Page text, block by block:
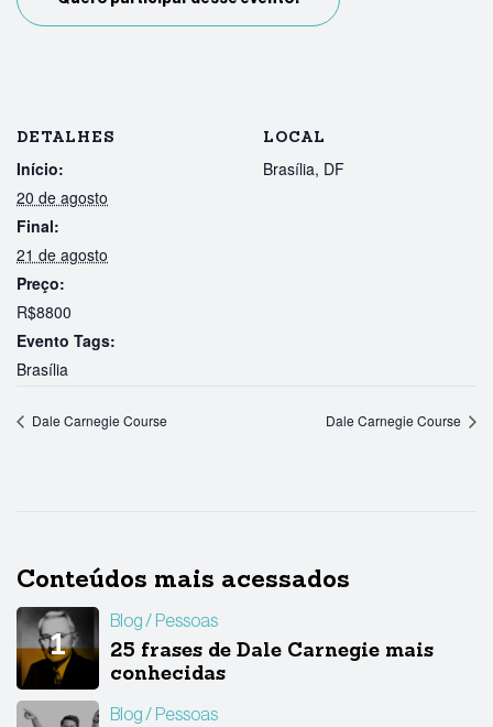
DETALHES
Início:
20 de agosto
Final:
21 de agosto
Preço:
R$8800
Evento Tags:
Brasília
LOCAL
Brasília, DF
Dale Carnegie Course Dale Carnegie Course
Conteúdos mais acessados
Blog Pessoas
25 frases de Dale Carnegie mais
conhecidas
Blog Pessoas